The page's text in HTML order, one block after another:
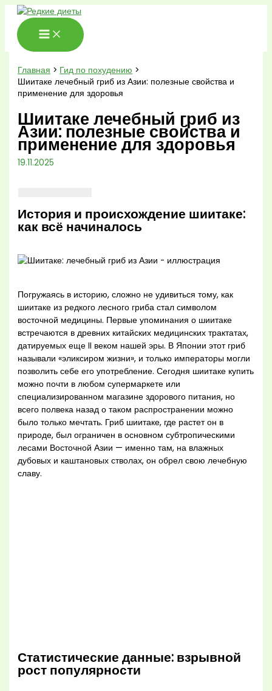
Перейти
содержимому
Главная
Гид по похудению
Шиитаке лечебный гриб из Азии: полезные свойства и
применение для здоровья
Шиитаке лечебный гриб из
Азии: полезные свойства и
применение для здоровья
19.11.2025
История и происхождение шиитаке:
как всё начиналось
Погружаясь в историю, сложно не удивиться тому, как
шиитаке из редкого лесного гриба стал символом
восточной медицины. Первые упоминания о шиитаке
встречаются в древних китайских медицинских трактатах,
датируемых еще II веком нашей эры. В Японии этот гриб
называли «эликсиром жизни», и только императоры могли
позволить себе его употребление. Сегодня шиитаке купить
можно почти в любом супермаркете или
специализированном магазине здорового питания, но
всего полвека назад о таком распространении можно
было только мечтать. Гриб шиитаке, где растет он в
природе, был ограничен в основном субтропическими
лесами Восточной Азии — именно там, на влажных
дубовых и каштановых стволах, он обрел свою лечебную
славу.
Статистические данные: взрывной
рост популярности